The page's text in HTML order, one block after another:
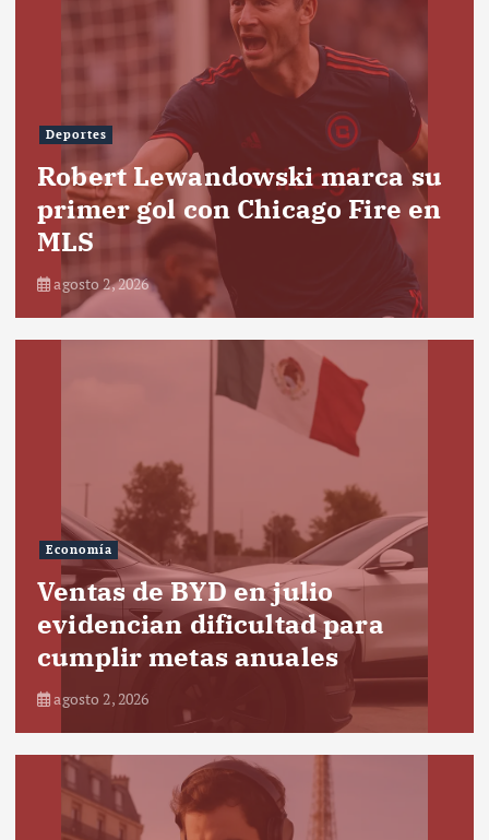
Deportes
Robert Lewandowski marca su
primer gol con Chicago Fire en
MLS
agosto 2, 2026
Economía
Ventas de BYD en julio
evidencian dificultad para
cumplir metas anuales
agosto 2, 2026